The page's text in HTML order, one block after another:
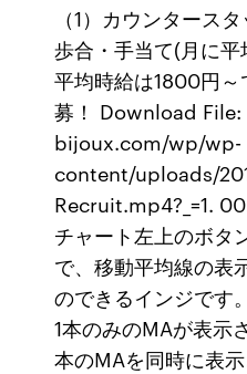
（1）カウンタース
歩合・手当て(月に
平均時給は1800円
募！ Download
bijoux.com/wp/wp-
content/uploads/
Recruit.mp4?_=1.
チャート左上のボタ
で、移動平均線の表
のできるインジです
1本のみのMAが表示
本のMAを同時に表